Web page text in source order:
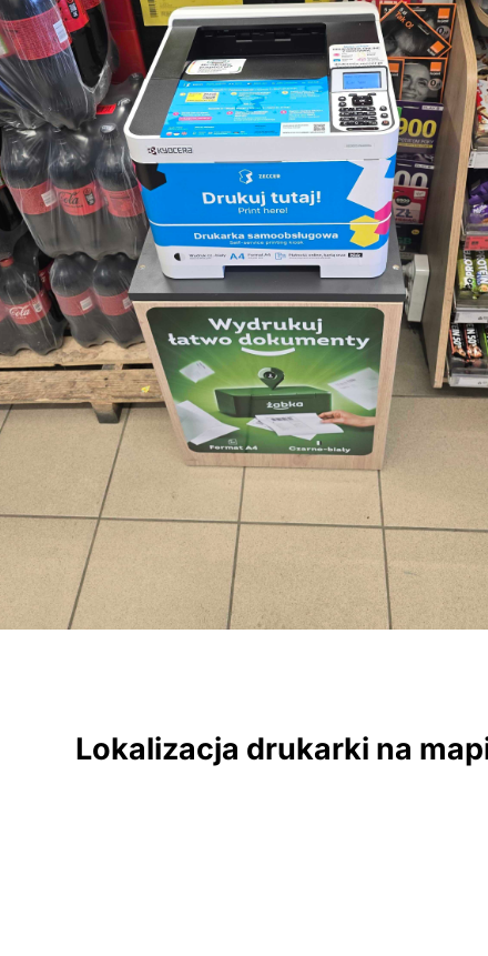
Lokalizacja drukarki na